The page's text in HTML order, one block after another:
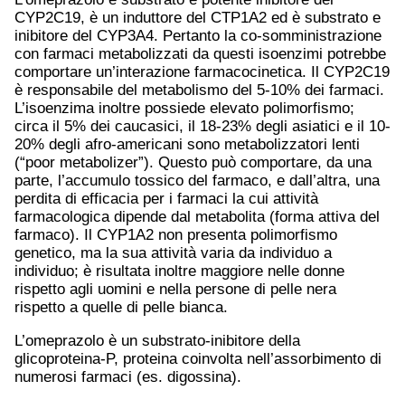
CYP2C19, è un induttore del CTP1A2 ed è substrato e
inibitore del CYP3A4. Pertanto la co-somministrazione
con farmaci metabolizzati da questi isoenzimi potrebbe
comportare un’interazione farmacocinetica. Il CYP2C19
è responsabile del metabolismo del 5-10% dei farmaci.
L’isoenzima inoltre possiede elevato polimorfismo;
circa il 5% dei caucasici, il 18-23% degli asiatici e il 10-
20% degli afro-americani sono metabolizzatori lenti
(“poor metabolizer”). Questo può comportare, da una
parte, l’accumulo tossico del farmaco, e dall’altra, una
perdita di efficacia per i farmaci la cui attività
farmacologica dipende dal metabolita (forma attiva del
farmaco). Il CYP1A2 non presenta polimorfismo
genetico, ma la sua attività varia da individuo a
individuo; è risultata inoltre maggiore nelle donne
rispetto agli uomini e nella persone di pelle nera
rispetto a quelle di pelle bianca.
L’omeprazolo è un substrato-inibitore della
glicoproteina-P, proteina coinvolta nell’assorbimento di
numerosi farmaci (es. digossina).